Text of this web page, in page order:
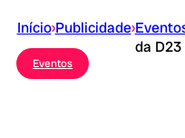
Início›Publicidade›
da
Eventos